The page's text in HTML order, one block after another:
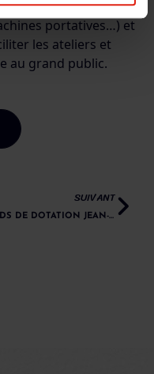
graveuse
portatives…) et
les ateliers et
au grand public.
SUIVANT
FONDS DE DOTATION JEAN-JACQUES PUYOO